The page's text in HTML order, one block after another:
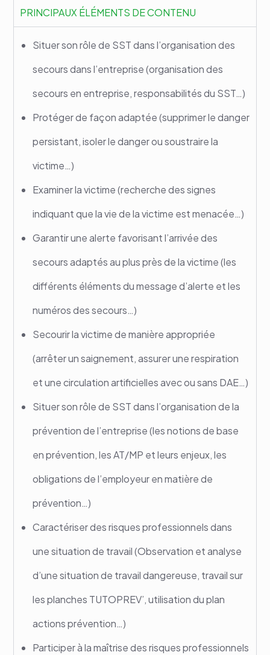
PRINCIPAUX ÉLÉMENTS DE CONTENU
Situer son rôle de SST dans l’organisation des
secours dans l’entreprise (organisation des
secours en entreprise, responsabilités du SST…)
Protéger de façon adaptée (supprimer le danger
persistant, isoler le danger ou soustraire la
victime…)
Examiner la victime (recherche des signes
indiquant que la vie de la victime est menacée…)
Garantir une alerte favorisant l’arrivée des
secours adaptés au plus près de la victime (les
différents éléments du message d’alerte et les
numéros des secours…)
Secourir la victime de manière appropriée
(arrêter un saignement, assurer une respiration
et une circulation artificielles avec ou sans DAE…)
Situer son rôle de SST dans l’organisation de la
prévention de l’entreprise (les notions de base
en prévention, les AT/MP et leurs enjeux, les
obligations de l’employeur en matière de
prévention…)
Caractériser des risques professionnels dans
une situation de travail (Observation et analyse
d’une situation de travail dangereuse, travail sur
les planches TUTOPREV’, utilisation du plan
actions prévention…)
Participer à la maîtrise des risques professionnels